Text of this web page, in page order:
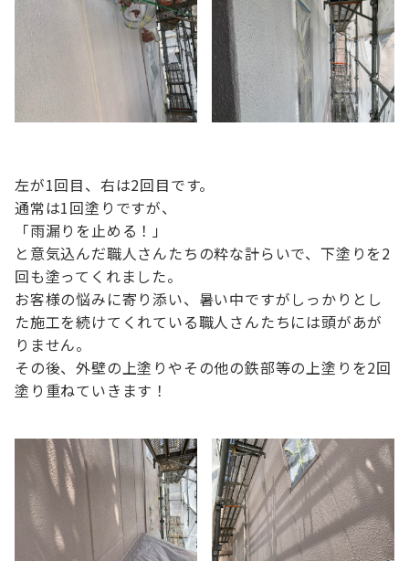
左が1回目、右は2回目です。
通常は1回塗りですが、
「雨漏りを止める！」
と意気込んだ職人さんたちの粋な計らいで、下塗りを2
回も塗ってくれました。
お客様の悩みに寄り添い、暑い中ですがしっかりとし
た施工を続けてくれている職人さんたちには頭があが
りません。
その後、外壁の上塗りやその他の鉄部等の上塗りを2回
塗り重ねていきます！